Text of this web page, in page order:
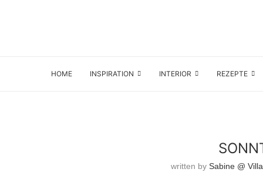
HOME INSPIRATION INTERIOR REZEPTE
written by Sabine @